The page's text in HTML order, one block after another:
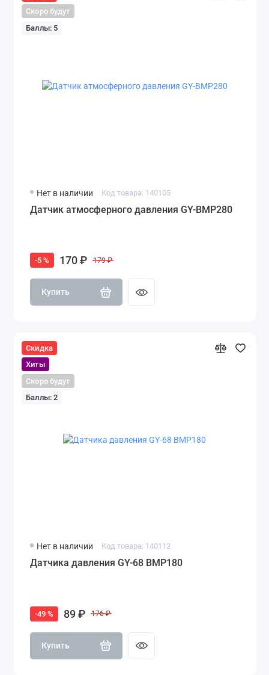
Скоро будут
Баллы: 5
Нет в наличии Код товара: 140105
Датчик атмосферного давления GY-BMP280
-5 % 170 ₽ 179 ₽
Купить
Скидка
Хиты
Скоро будут
Баллы: 2
Нет в наличии Код товара: 140112
Датчика давления GY-68 BMP180
-49 % 89 ₽ 176 ₽
Купить